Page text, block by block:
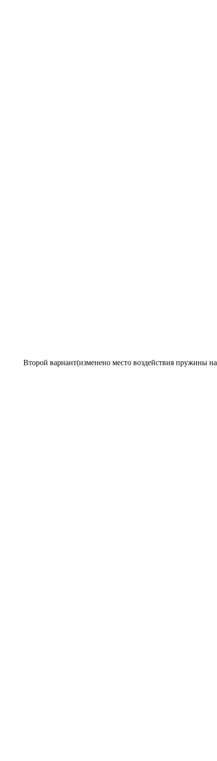
Второй вариант(изменено место воздействия пружины